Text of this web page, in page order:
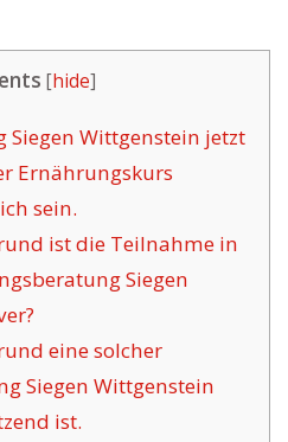
[hide]
Wittgenstein jetzt
Ernährungskurs
sein.
ist die Teilnahme in
Siegen
eine solcher
Siegen Wittgenstein
ist.